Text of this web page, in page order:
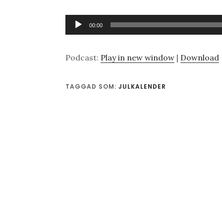
Ljudspelare
00:00
Podcast: Play in new window | Download
TAGGAD SOM: JULKALENDER